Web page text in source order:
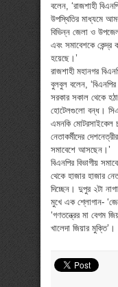
বলেন, ‘রাজশাহী
উপস্থিতির মাধ্যমে
বিভিন্ন জেলা ও
এবং সমাবেশকে কেন্দ্র
হয়েছে।’
রাজশাহী মহানগর
বুলবুল বলেন,
সরকার সকাল থেকে
হোটেলগুলো বন্ধ।
এমনকি মোটরসাইকেল
নেতাকর্মীদের
সমাবেশে আসছেন।’
বিএনপির বিভাগীয়
থেকে হাজার হাজার
দিচ্ছেন। দুপুর ২টা
মুখে এক শ্লোগান-
‘গণতন্ত্রের মা বেগম
খালেদা জিয়ার মুক্তি’।